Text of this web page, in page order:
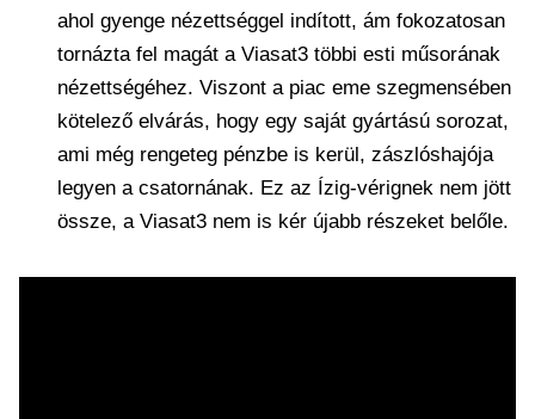
ahol gyenge nézettséggel indított, ám fokozatosan
tornázta fel magát a Viasat3 többi esti műsorának
nézettségéhez. Viszont a piac eme szegmensében
kötelező elvárás, hogy egy saját gyártású sorozat,
ami még rengeteg pénzbe is kerül, zászlóshajója
legyen a csatornának. Ez az Ízig-vérignek nem jött
össze, a Viasat3 nem is kér újabb részeket belőle.